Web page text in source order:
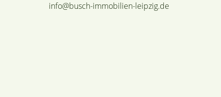
info@busch-immobilien-leipzig.de